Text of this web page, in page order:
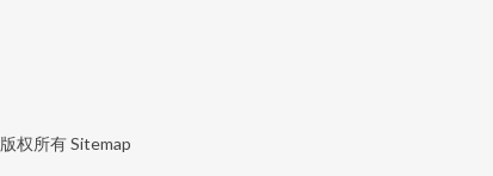
版权所有Sitemap